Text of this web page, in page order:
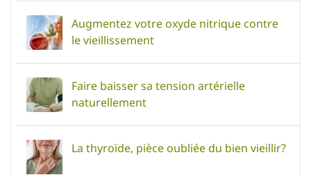
Augmentez votre oxyde nitrique contre
le vieillissement
Faire baisser sa tension artérielle
naturellement
La thyroïde, pièce oubliée du bien vieillir?